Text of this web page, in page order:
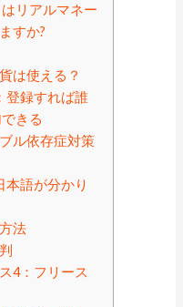
リアルマネー
すか?
は使える？
登録すれば誰
きる
ル依存症対策
本語が分かり
法
4：フリース